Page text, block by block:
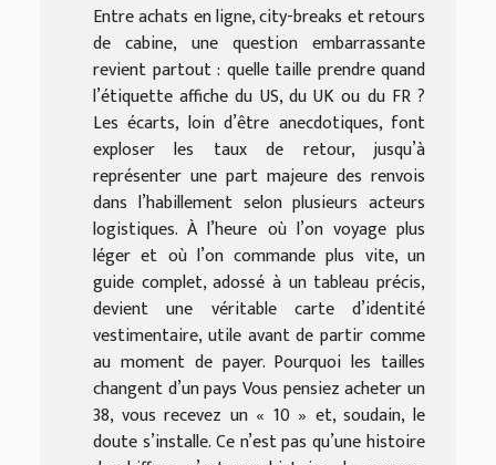
Entre achats en ligne, city-breaks et retours
de cabine, une question embarrassante
revient partout : quelle taille prendre quand
l’étiquette affiche du US, du UK ou du FR ?
Les écarts, loin d’être anecdotiques, font
exploser les taux de retour, jusqu’à
représenter une part majeure des renvois
dans l’habillement selon plusieurs acteurs
logistiques. À l’heure où l’on voyage plus
léger et où l’on commande plus vite, un
guide complet, adossé à un tableau précis,
devient une véritable carte d’identité
vestimentaire, utile avant de partir comme
au moment de payer. Pourquoi les tailles
changent d’un pays Vous pensiez acheter un
38, vous recevez un « 10 » et, soudain, le
doute s’installe. Ce n’est pas qu’une histoire